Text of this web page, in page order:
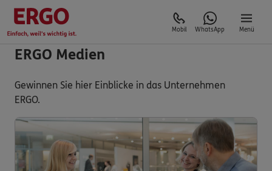
Mobil WhatsApp Menü
ERGO Medien
Gewinnen Sie hier Einblicke in das Unternehmen
ERGO.